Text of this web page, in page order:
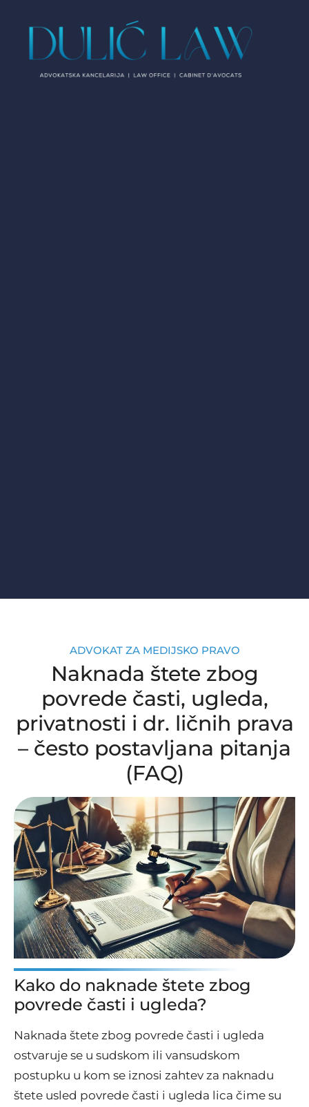
ADVOKAT ZA MEDIJSKO PRAVO
Naknada štete zbog
povrede časti, ugleda,
privatnosti i dr. ličnih prava
– često postavljana pitanja
(FAQ)
Kako do naknade štete zbog
povrede časti i ugleda?
Naknada štete zbog povrede časti i ugleda
ostvaruje se u sudskom ili vansudskom
postupku u kom se iznosi zahtev za naknadu
štete usled povrede časti i ugleda lica čime su